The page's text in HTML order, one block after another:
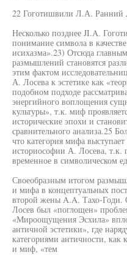
22 Гоготишвили Л.А. Ранний
Несколько позднее JI.A.
понимание символа в
исихазма».23) Отсюда
размышлений становятся
этим фактом
А. Лосева к эстетике как
подобном подходе
энергийного воплощения
культуры», т.к. миф
исторические эпохи и
сравнительного анализа.25
что категория мифа
историософии А. Лосева, т.к.
временное в символическом
Своеобразным итогом
и мифа в концептуальных
второй жены A.A. Тахо-Годи.
Лосев был «поглощен»
«Мироощущения Эсхила»
античной эстетики», где
категориями античности, как
и миф, «тем